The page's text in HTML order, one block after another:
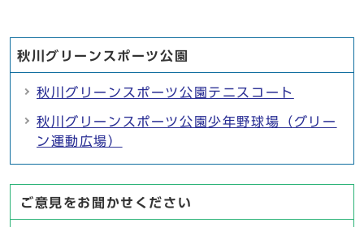
秋川グリーンスポーツ公園
秋川グリーンスポーツ公園テニスコート
秋川グリーンスポーツ公園少年野球場（グリー
ン運動広場）
ご意見をお聞かせください